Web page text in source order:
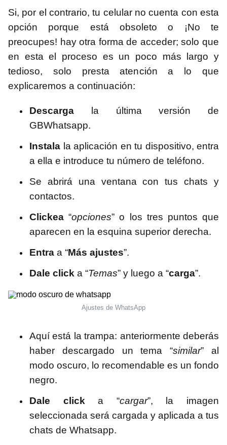
Si, por el contrario, tu celular no cuenta con esta
opción porque está obsoleto o ¡No te
preocupes! hay otra forma de acceder; solo que
en esta el proceso es un poco más largo y
tedioso, solo presta atención a lo que
explicaremos a continuación:
Descarga la última versión de
GBWhatsapp.
Instala la aplicación en tu dispositivo, entra
a ella e introduce tu número de teléfono.
Se abrirá una ventana con tus chats y
contactos.
Clickea “opciones” o los tres puntos que
aparecen en la esquina superior derecha.
Entra a “Más ajustes”.
Dale click a “Temas” y luego a “carga”.
Ajustes de WhatsApp
Aquí está la trampa: anteriormente deberás
haber descargado un tema “similar” al
modo oscuro, lo recomendable es un fondo
negro.
Dale click a “cargar”, la imagen
seleccionada será cargada y aplicada a tus
chats de Whatsapp.